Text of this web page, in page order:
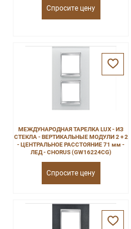
Спросите цену
МЕЖДУНАРОДНАЯ ТАРЕЛКА LUX - ИЗ
СТЕКЛА - ВЕРТИКАЛЬНЫЕ МОДУЛИ 2 + 2
- ЦЕНТРАЛЬНОЕ РАССТОЯНИЕ 71 мм -
ЛЕД - CHORUS (GW16224CG)
Спросите цену